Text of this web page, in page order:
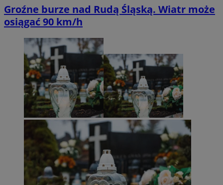
Groźne burze nad Rudą Śląską. Wiatr może
osiągać 90 km/h